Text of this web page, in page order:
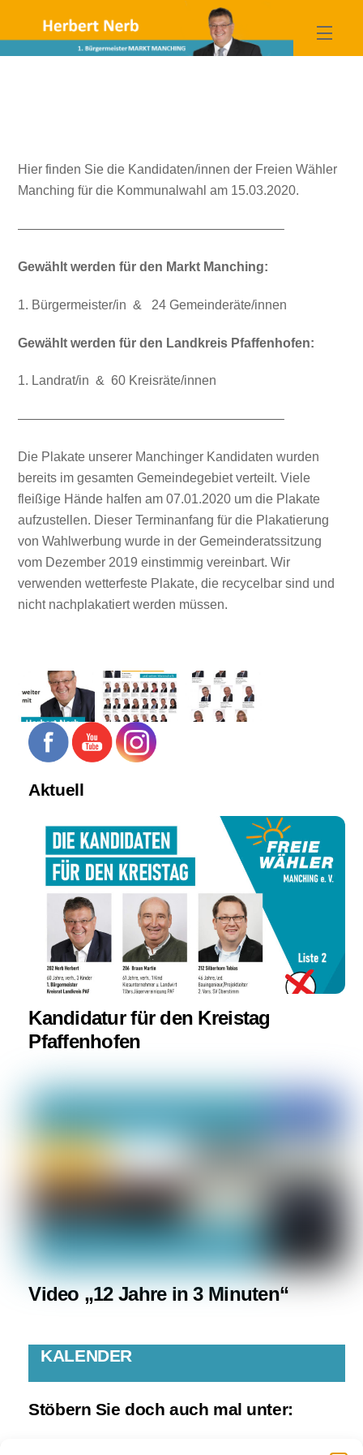
Menu
Hier finden Sie die Kandidaten/innen der Freien Wähler
Manching für die Kommunalwahl am 15.03.2020.
————————————————————–
Gewählt werden für den Markt Manching:
1. Bürgermeister/in & 24 Gemeinderäte/innen
Gewählt werden für den Landkreis Pfaffenhofen:
1. Landrat/in & 60 Kreisräte/innen
————————————————————–
Die Plakate unserer Manchinger Kandidaten wurden
bereits im gesamten Gemeindegebiet verteilt. Viele
fleißige Hände halfen am 07.01.2020 um die Plakate
aufzustellen. Dieser Terminanfang für die Plakatierung
von Wahlwerbung wurde in der Gemeinderatssitzung
vom Dezember 2019 einstimmig vereinbart. Wir
verwenden wetterfeste Plakate, die recycelbar sind und
nicht nachplakatiert werden müssen.
Aktuell
Kandidatur für den Kreistag
Pfaffenhofen
Video „12 Jahre in 3 Minuten“
KALENDER
Stöbern Sie doch auch mal unter: